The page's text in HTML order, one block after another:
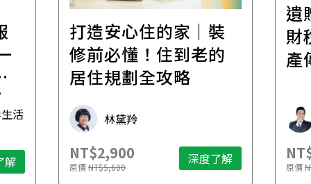
活
解
打造安心住的家｜裝
修前必懂！住到老的
居住規劃全攻略
林黛羚
NT$2,900
原價NT$5,600 深度了解
遺
財
產
原價